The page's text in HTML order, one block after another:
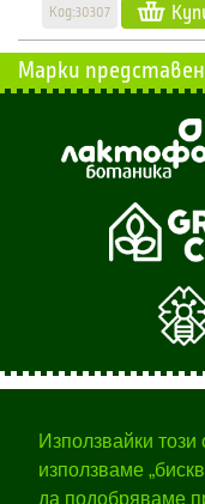
Използвайки
използваме
да подобряваме
Код:30307
Марки
Тук ще
вашата
дейности и